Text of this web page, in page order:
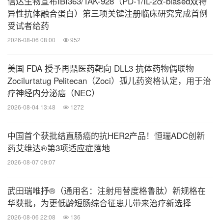
在BLAZE-1研究的II期部分，近期确诊轻中度COVID-
19患者随机接受bamlanivimab单独使用队列三个剂
mg、2800 mg和7000 mg）或安慰剂，或和
etesevimab的双抗体疗法队列中etesevimab 2800
mg + bamlanivimab 2800 mg或安慰剂。BLAZE-1研
究II期bamlanivimab单独使用队列和与etesevimab的
双抗体疗法队列的结果分别发表在《新英格兰医学杂
志》（New England Journal of Medicine
医学会杂志》（
在BLAZE-1研究的III期部分，与etesevimab的双抗体
异性抗体融合蛋白）第三项关键注册临床研究完成首例
受试者给药
2026-08-06 08:00 952
美国 FDA 授予再鼎医药靶向 DLL3 抗体药物偶联物
Zocilurtatug Pelitecan（Zoci）孤儿药资格认定，用于治
疗神经内分泌癌（NEC）
2026-08-04 13:48 1272
中国首个获批结直肠癌的抗HER2产品！恒瑞ADC创新
药艾维达®第3项适应症落地
2026-08-07 09:07
武田瑞唯抒®（通用名：注射用替度格鲁肽）新规格在
华获批，为更低龄短肠综合征患儿带来治疗新选择
2026-08-06 22:08 136